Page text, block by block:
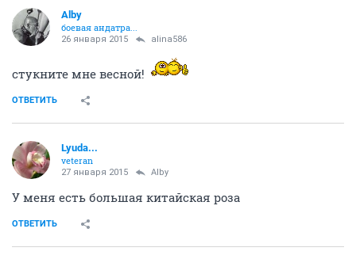
Alby
боевая андатра...
26 января 2015 alina586
стукните мне весной!
ОТВЕТИТЬ
Lyuda...
veteran
27 января 2015 Alby
У меня есть большая китайская роза
ОТВЕТИТЬ